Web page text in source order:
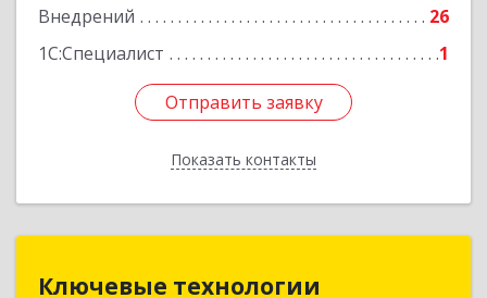
Внедрений
26
1С:Специалист
1
Отправить заявку
Показать контакты
Отправить заявку
Назад
Ключевые технологии